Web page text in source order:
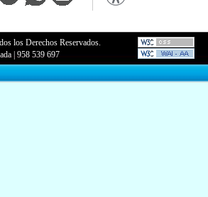
los Derechos Reservados.
|958 539 697